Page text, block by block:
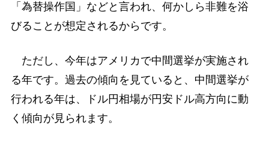
「為替操作国」などと言われ、何かしら非難を浴
びることが想定されるからです。
ただし、今年はアメリカで中間選挙が実施され
る年です。過去の傾向を見ていると、中間選挙が
行われる年は、ドル円相場が円安ドル高方向に動
く傾向が見られます。